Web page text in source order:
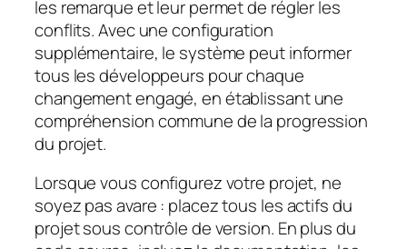
les remarque et leur permet de régler les
conflits. Avec une configuration
supplémentaire, le système peut informer
tous les développeurs pour chaque
changement engagé, en établissant une
compréhension commune de la progression
du projet.
Lorsque vous configurez votre projet, ne
soyez pas avare : placez tous les actifs du
projet sous contrôle de version. En plus du